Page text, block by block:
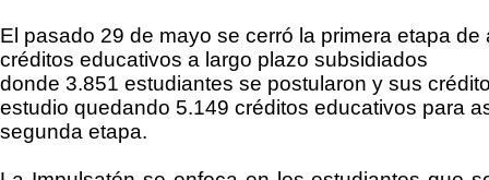
El pasado 29 de mayo se cerró la primera etapa de
créditos educativos a largo plazo subsidiados
donde 3.851 estudiantes se postularon y sus
estudio quedando 5.149 créditos educativos para
segunda etapa.